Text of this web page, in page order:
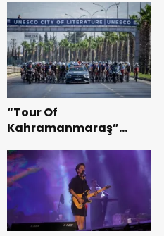
“Tour Of
Kahramanmaraş”
Bisikleti Turnuvası
Tamamlandı.